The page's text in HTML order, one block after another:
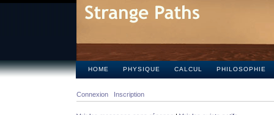
HOME PHYSIQUE CALCUL PHILOSOPHIE
Connexion Inscription